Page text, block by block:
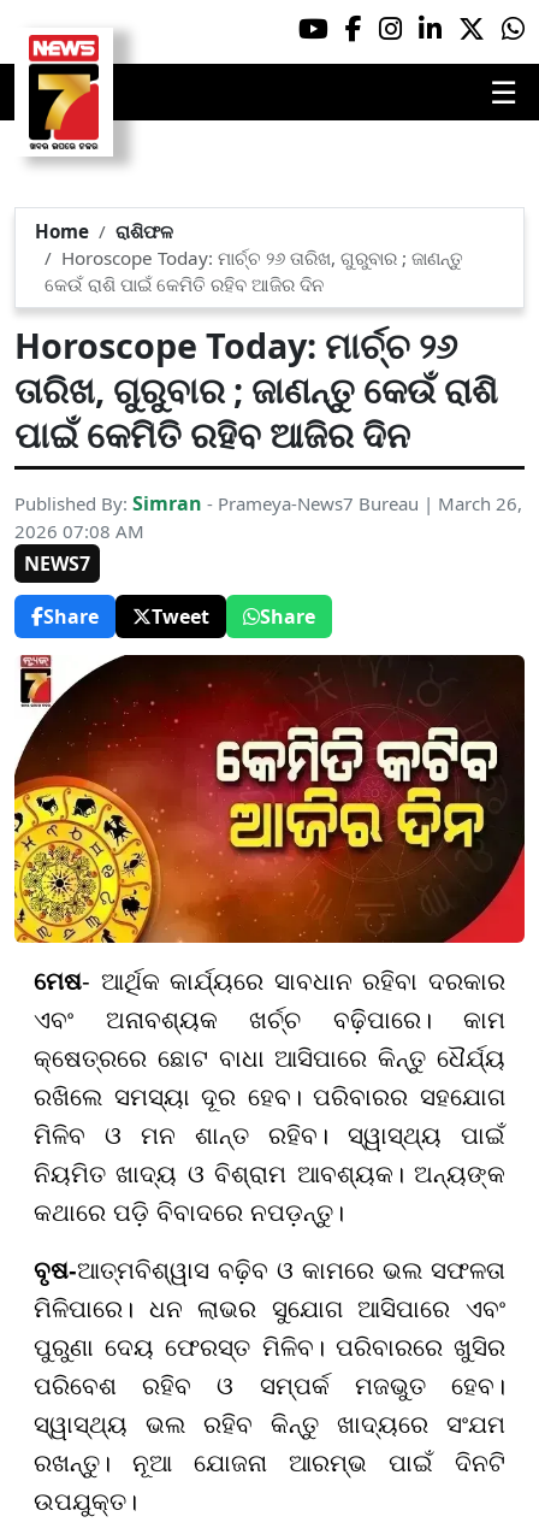
☰
Home
ରାଶିଫଳ
Horoscope Today: ମାର୍ଚ୍ଚ ୨୬ ତାରିଖ, ଗୁରୁବାର ; ଜାଣନ୍ତୁ
କେଉଁ ରାଶି ପାଇଁ କେମିତି ରହିବ ଆଜିର ଦିନ
Horoscope Today: ମାର୍ଚ୍ଚ ୨୬
ତାରିଖ, ଗୁରୁବାର ; ଜାଣନ୍ତୁ କେଉଁ ରାଶି
ପାଇଁ କେମିତି ରହିବ ଆଜିର ଦିନ
Published By: Simran - Prameya-News7 Bureau | March 26,
2026 07:08 AM
NEWS7
Share
Tweet Share
ମେଷ- ଆର୍ଥିକ କାର୍ଯ୍ୟରେ ସାବଧାନ ରହିବା ଦରକାର
ଏବଂ ଅନାବଶ୍ୟକ ଖର୍ଚ୍ଚ ବଢ଼ିପାରେ। କାମ
କ୍ଷେତ୍ରରେ ଛୋଟ ବାଧା ଆସିପାରେ କିନ୍ତୁ ଧୈର୍ଯ୍ୟ
ରଖିଲେ ସମସ୍ୟା ଦୂର ହେବ। ପରିବାରର ସହଯୋଗ
ମିଳିବ ଓ ମନ ଶାନ୍ତ ରହିବ। ସ୍ୱାସ୍ଥ୍ୟ ପାଇଁ
ନିୟମିତ ଖାଦ୍ୟ ଓ ବିଶ୍ରାମ ଆବଶ୍ୟକ। ଅନ୍ୟଙ୍କ
କଥାରେ ପଡ଼ି ବିବାଦରେ ନପଡ଼ନ୍ତୁ।
ବୃଷ-ଆତ୍ମବିଶ୍ୱାସ ବଢ଼ିବ ଓ କାମରେ ଭଲ ସଫଳତା
ମିଳିପାରେ। ଧନ ଲାଭର ସୁଯୋଗ ଆସିପାରେ ଏବଂ
ପୁରୁଣା ଦେୟ ଫେରସ୍ତ ମିଳିବ। ପରିବାରରେ ଖୁସିର
ପରିବେଶ ରହିବ ଓ ସମ୍ପର୍କ ମଜଭୁତ ହେବ।
ସ୍ୱାସ୍ଥ୍ୟ ଭଲ ରହିବ କିନ୍ତୁ ଖାଦ୍ୟରେ ସଂଯମ
ରଖନ୍ତୁ। ନୂଆ ଯୋଜନା ଆରମ୍ଭ ପାଇଁ ଦିନଟି
ଉପଯୁକ୍ତ।